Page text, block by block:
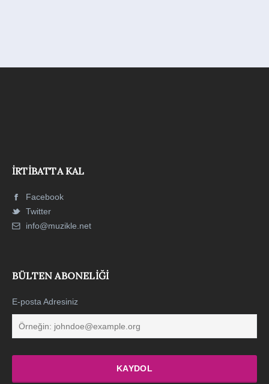
İRTIBATTA KAL
Facebook
Twitter
info@muzikle.net
BÜLTEN ABONELIĞI
E-posta Adresiniz